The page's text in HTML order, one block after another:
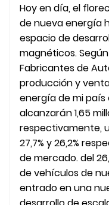
Hoy en día, el
de nueva energía
espacio de
magnéticos.
Fabricantes de
producción y
energía de mi país
alcanzarán 1,65
respectivamente,
27,7% y 26,2%
de mercado. del
de vehículos de
entrado en una